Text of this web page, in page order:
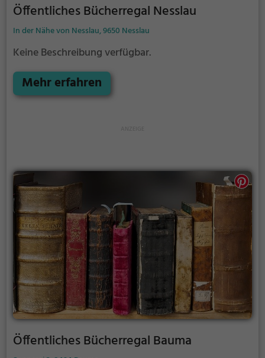
Öffentliches Bücherregal Nesslau
In der Nähe von Nesslau, 9650 Nesslau
Keine Beschreibung verfügbar.
Mehr erfahren
Öffentliches Bücherregal Bauma